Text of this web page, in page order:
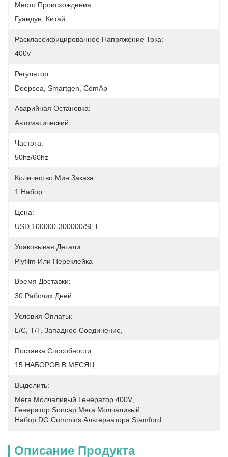
Место Происхождения:
Гуандун, Китай
Расклассифицированное Напряжение Тока:
400v
Регулятор:
Deepsea, Smartgen, ComAp
Аварийная Остановка:
Автоматический
Частота:
50hz/60hz
Количество Мин Заказа:
1 Набор
Цена:
USD 100000-300000/SET
Упаковывая Детали:
Plyfilm Или Переклейка
Время Доставки:
30 Рабочих Дней
Условия Оплаты:
L/C, T/T, Западное Соединение,
Поставка Способности:
15 НАБОРОВ В МЕСЯЦ
Выделить:
Мега Молчаливый Генератор 400V
Генератор Soncap Мега Молчаливый
Набор DG Cummins Альтернатора Stamford
Описание Продукта